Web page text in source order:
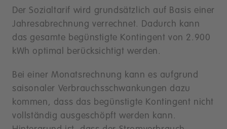
Der Sozialtarif wird grundsätzlich auf Basis einer
Jahresabrechnung verrechnet. Dadurch kann
das gesamte begünstigte Kontingent von 2.900
kWh optimal berücksichtigt werden.
Bei einer Monatsrechnung kann es aufgrund
saisonaler Verbrauchsschwankungen dazu
kommen, dass das begünstigte Kontingent nicht
vollständig ausgeschöpft werden kann.